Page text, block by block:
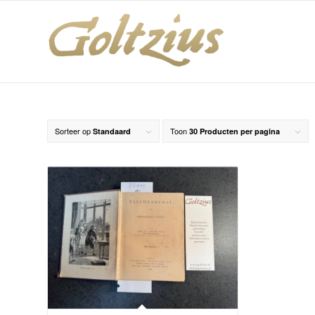
Sorteer op Standaard Toon 30 Producten per pagina